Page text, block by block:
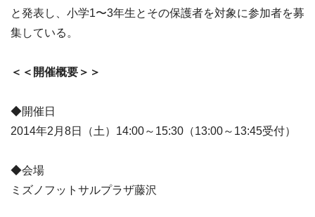
と発表し、小学1〜3年生とその保護者を対象に参加者を募
集している。
＜＜開催概要＞＞
◆開催日
2014年2月8日（土）14:00～15:30（13:00～13:45受付）
◆会場
ミズノフットサルプラザ藤沢